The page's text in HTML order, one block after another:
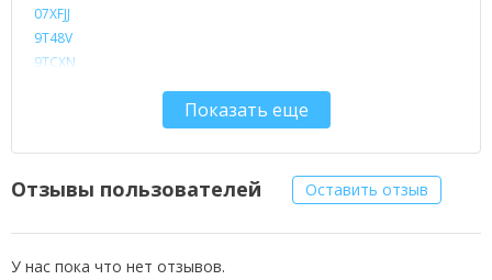
07XFJJ
9T48V
9TCXN
965Y7
DE15R-6
J1KND
Показать еще
Отзывы пользователей Оставить отзыв
У нас пока что нет отзывов.